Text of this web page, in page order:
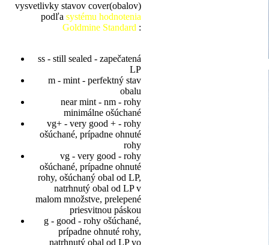
vysvetlivky stavov cover(obalov)
podľa systému hodnotenia
Goldmine Standard :
ss - still sealed - zapečatená
LP
m - mint - perfektný stav
obalu
near mint - nm - rohy
minimálne ošúchané
vg+ - very good + - rohy
ošúchané, prípadne ohnuté
rohy
vg - very good - rohy
ošúchané, prípadne ohnuté
rohy, ošúchaný obal od LP,
natrhnutý obal od LP v
malom množstve, prelepené
priesvitnou páskou
g - good - rohy ošúchané,
prípadne ohnuté rohy,
natrhnutý obal od LP vo